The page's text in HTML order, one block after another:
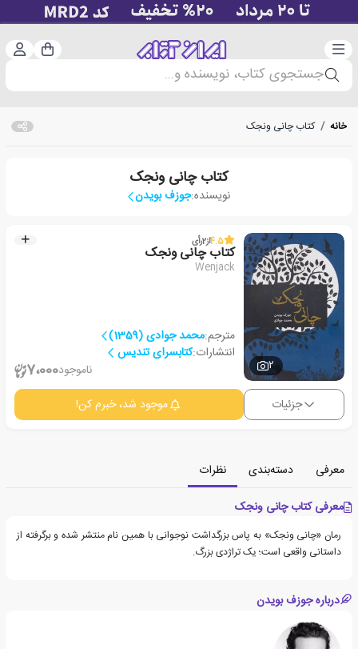
دسته‌بندی سبد
جستجوی کتاب، نویسنده و...
خانه / کتاب چانی ونجک
کتاب چانی ونجک
نویسنده:جوزف بویدن
2
4.5از2رأی
کتاب چانی ونجک
Wenjack
مترجم:محمد جوادی (1359)
انتشارات:کتابسرای تندیس
ناموجود7،000
جزئیات موجود شد، خبرم کن!
معرفی دسته‌بندی
نظرات
معرفی کتاب چانی ونجک
رمان «چانی ونجک» به پاس بزرگداشت نوجوانی با همین نام منتشر شده و برگرفته از
داستانی واقعی است؛ یک تراژدی بزرگ.
درباره جوزف بویدن